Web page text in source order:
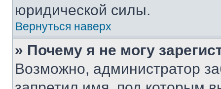
юридической силы.
Вернуться наверх
» Почему я не могу
Возможно, администратор